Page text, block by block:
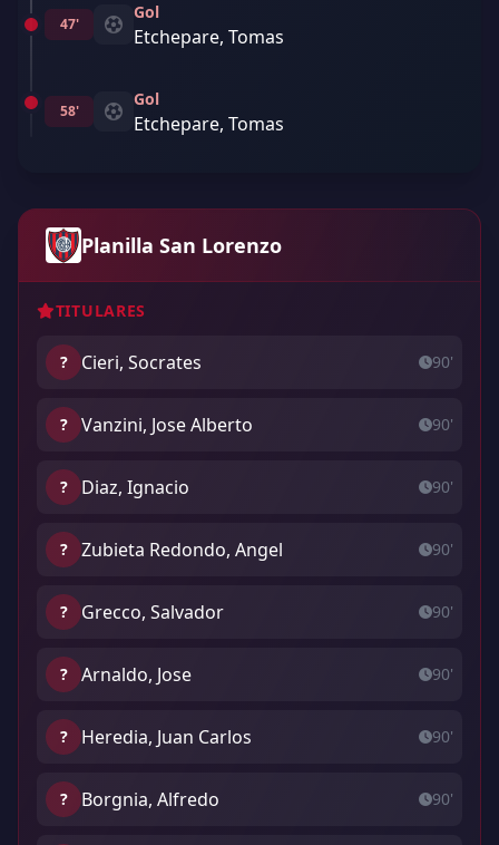
47'
Gol
Etchepare, Tomas
58'
Gol
Etchepare, Tomas
Planilla San Lorenzo
TITULARES
? Cieri, Socrates 90'
? Vanzini, Jose Alberto 90'
? Diaz, Ignacio 90'
? Zubieta Redondo, Angel 90'
? Grecco, Salvador 90'
? Arnaldo, Jose 90'
? Heredia, Juan Carlos 90'
? Borgnia, Alfredo 90'